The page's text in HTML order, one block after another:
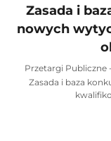
Zasada i
nowych
Przetargi Publiczne
Zasada i baza